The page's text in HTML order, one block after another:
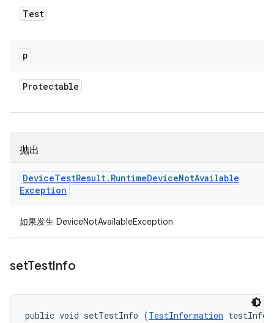
Test
p
Protectable
抛出
DeviceTestResult. RuntimeDeviceNotAvailable
Exception
如果发生 DeviceNotAvailableException
setTestInfo
public void setTestInfo (TestInformation testInfo)